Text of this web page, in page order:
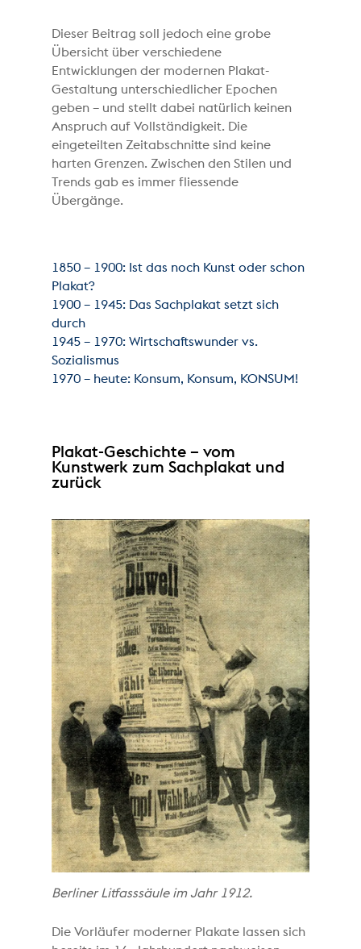
Dieser Beitrag soll jedoch eine grobe
Übersicht über verschiedene
Entwicklungen der modernen Plakat-
Gestaltung unterschiedlicher Epochen
geben – und stellt dabei natürlich keinen
Anspruch auf Vollständigkeit. Die
eingeteilten Zeitabschnitte sind keine
harten Grenzen. Zwischen den Stilen und
Trends gab es immer fliessende
Übergänge.
1850 – 1900: Ist das noch Kunst oder schon
Plakat?
1900 – 1945: Das Sachplakat setzt sich
durch
1945 – 1970: Wirtschaftswunder vs.
Sozialismus
1970 – heute: Konsum, Konsum, KONSUM!
Plakat-Geschichte – vom
Kunstwerk zum Sachplakat und
zurück
Berliner Litfasssäule im Jahr 1912.
Die Vorläufer moderner Plakate lassen sich